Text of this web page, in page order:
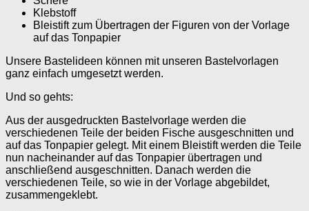
Klebstoff
Bleistift zum Übertragen der Figuren von der Vorlage
auf das Tonpapier
Unsere Bastelideen können mit unseren Bastelvorlagen
ganz einfach umgesetzt werden.
Und so gehts:
Aus der ausgedruckten Bastelvorlage werden die
verschiedenen Teile der beiden Fische ausgeschnitten und
auf das Tonpapier gelegt. Mit einem Bleistift werden die Teile
nun nacheinander auf das Tonpapier übertragen und
anschließend ausgeschnitten. Danach werden die
verschiedenen Teile, so wie in der Vorlage abgebildet,
zusammengeklebt.